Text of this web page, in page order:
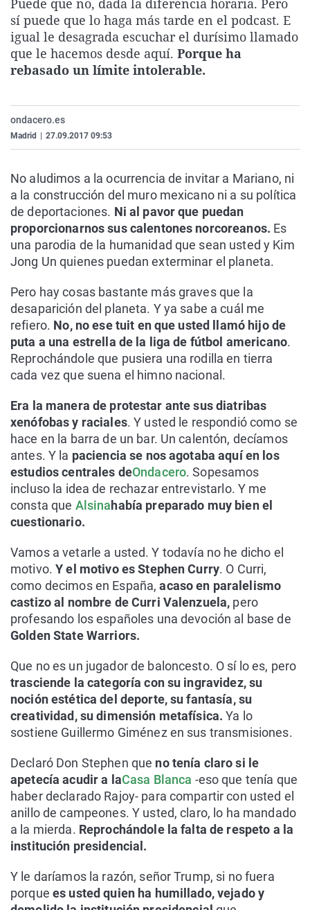
La rosa de los vientos
Gente viajera
Como el perro y el
Caso
Retornados
Equipo de
Extremadura
Galicia
La Rioja
País Vasco
Virales
Televisión
Elecciones
Puede que no, dada la diferencia horaria. Pero
sí puede que lo haga más tarde en el podcast. E
igual le desagrada escuchar el durísimo llamado
que le hacemos desde aquí. Porque ha
rebasado un límite intolerable.
ondacero.es
Madrid 27.09.2017 09:53
No aludimos a la ocurrencia de invitar a Mariano, ni
a la construcción del muro mexicano ni a su política
de deportaciones. Ni al pavor que puedan
proporcionarnos sus calentones norcoreanos. Es
una parodia de la humanidad que sean usted y Kim
Jong Un quienes puedan exterminar el planeta.
Pero hay cosas bastante más graves que la
desaparición del planeta. Y ya sabe a cuál me
refiero. No, no ese tuit en que usted llamó hijo de
puta a una estrella de la liga de fútbol americano.
Reprochándole que pusiera una rodilla en tierra
cada vez que suena el himno nacional.
Era la manera de protestar ante sus diatribas
xenófobas y raciales. Y usted le respondió como se
hace en la barra de un bar. Un calentón, decíamos
antes. Y la paciencia se nos agotaba aquí en los
estudios centrales deOndacero. Sopesamos
incluso la idea de rechazar entrevistarlo. Y me
consta que Alsinahabía preparado muy bien el
cuestionario.
Vamos a vetarle a usted. Y todavía no he dicho el
motivo.Y el motivo es Stephen Curry. O Curri,
como decimos en España,acaso en paralelismo
castizo al nombre de Curri Valenzuela, pero
profesando los españoles una devoción al base de
Golden State Warriors.
Que no es un jugador de baloncesto. O sí lo es, pero
trasciende la categoría con su ingravidez, su
noción estética del deporte, su fantasía, su
creatividad, su dimensión metafísica. Ya lo
sostiene Guillermo Giménez en sus transmisiones.
Declaró Don Stephen que no tenía claro si le
apetecía acudir a laCasa Blanca -eso que tenía que
haber declarado Rajoy- para compartir con usted el
anillo de campeones. Y usted, claro, lo ha mandado
a la mierda. Reprochándole la falta de respeto a la
institución presidencial.
Y le daríamos la razón, señor Trump, si no fuera
porque es usted quien ha humillado, vejado y